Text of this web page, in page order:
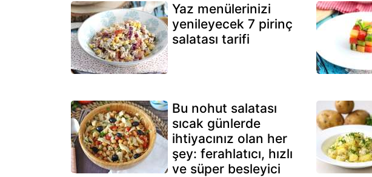
Yaz menülerinizi
yenileyecek 7 pirinç
salatası tarifi
Bu nohut salatası
sıcak günlerde
ihtiyacınız olan her
şey: ferahlatıcı, hızlı
ve süper besleyici